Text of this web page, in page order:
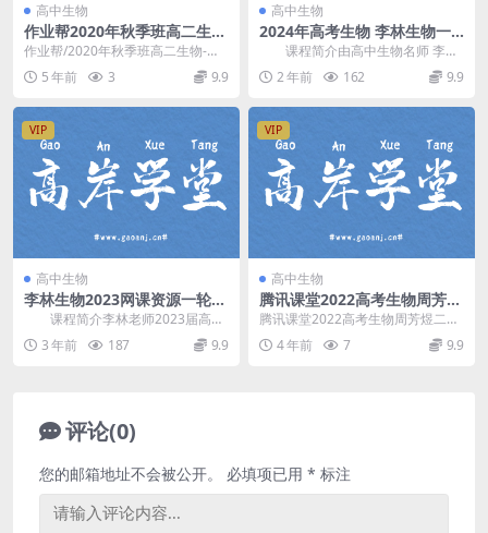
高中生物
作业帮2020年秋季班高二生
物-段瑞莹_尖端班（3.39G高
清视频资源）百度云网盘资源
作业帮/2020年秋季班高二生物-段
瑞莹_尖端班├──讲义| └──讲义|
| ...5 年前 3 9.9
高中生物
2024年高考生物 李林生物一
轮直播课视频教程
课程简介由高中生物名师 李林
讲课，13年高中生物教学经验，李
林2024届高...
2 年前 162 9.9
VIP
高中生物
李林生物2023网课资源一轮新
高考生物复习
课程简介李林老师2023届高考
生物一轮复习 录播+直播讲解，包
含：66节核心...
3 年前 187 9.9
VIP
高中生物
腾讯课堂2022高考生物周芳煜
二轮复习模块二：大题专项 百
度网盘分享下载
腾讯课堂2022高考生物周芳煜二轮
复习模块二：大题专项课程，百度
网盘高考生物复习...
4 年前 7 9.9
评论(0)
您的邮箱地址不会被公开。 必填项已用 * 标注